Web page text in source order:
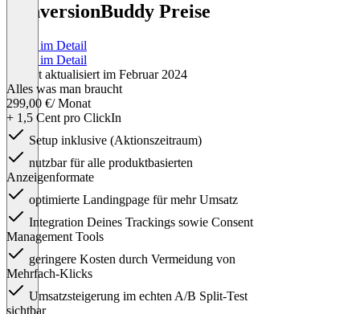
ConversionBuddy Preise
Preise im Detail
Preise im Detail
Zuletzt aktualisiert im Februar 2024
Alles was man braucht
299,00 €/ Monat
+ 1,5 Cent pro ClickIn
Setup inklusive (Aktionszeitraum)
nutzbar für alle produktbasierten
Anzeigenformate
optimierte Landingpage für mehr Umsatz
Integration Deines Trackings sowie Consent
Management Tools
geringere Kosten durch Vermeidung von
Mehrfach-Klicks
Umsatzsteigerung im echten A/B Split-Test
sichtbar